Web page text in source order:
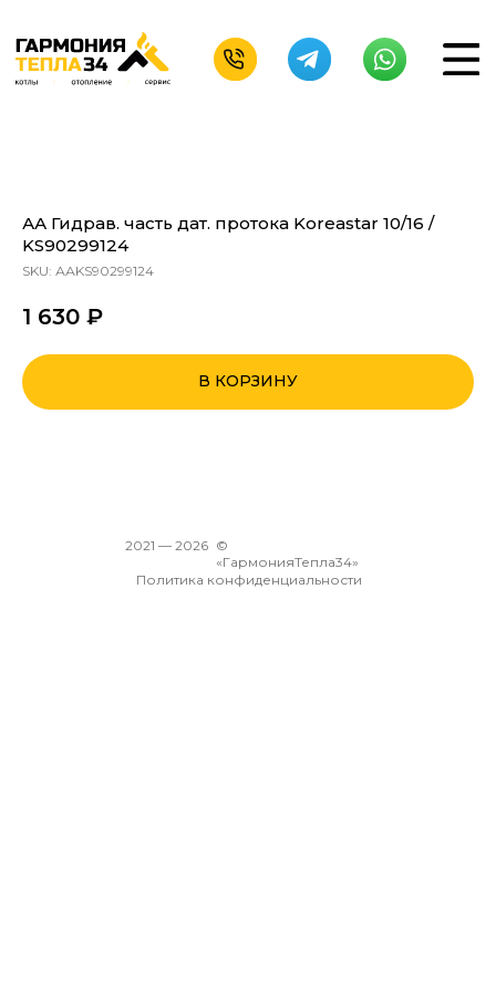
АА Гидрав. часть дат. протока Koreastar 10/16 /
KS90299124
SKU: ААKS90299124
1 630 ₽
В КОРЗИНУ
Политика конфиденциальности
©
«ГармонияТепла34»
2026
2021 —